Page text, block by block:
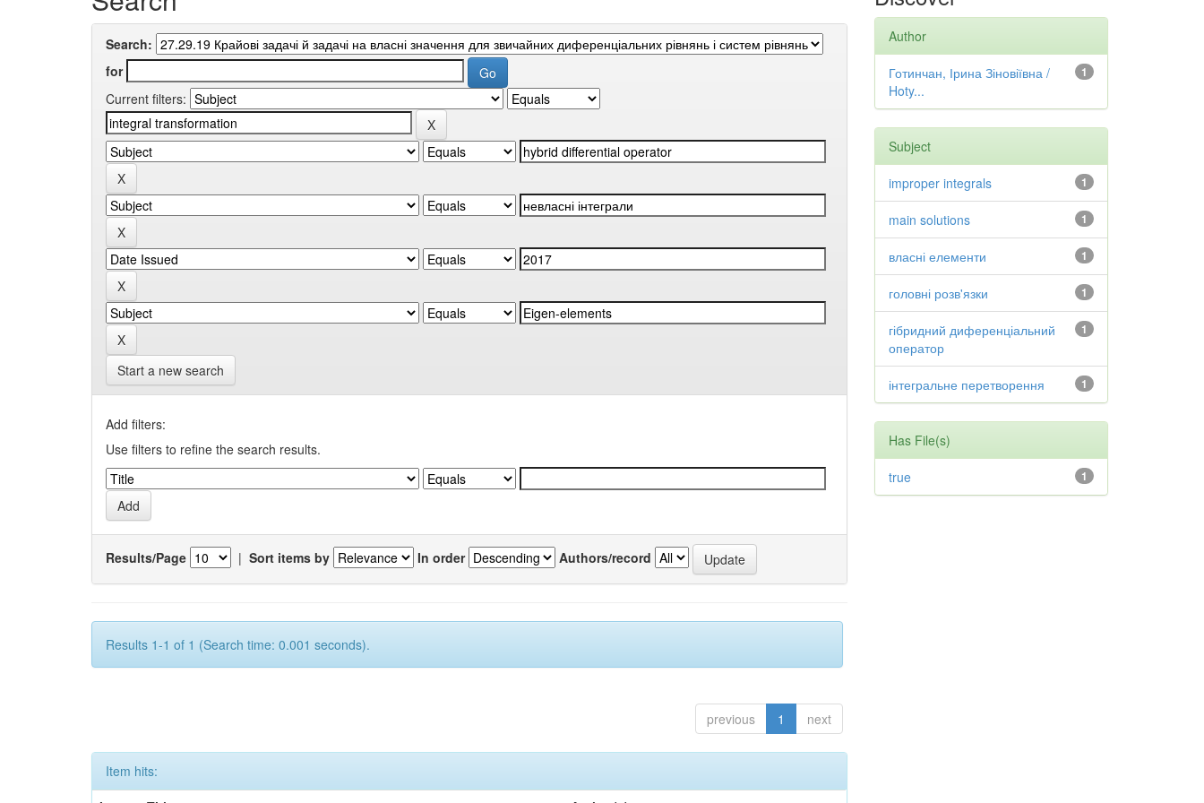
Search:
for
Current filters:
Start a new search
Add filters:
Use filters to refine the search results.
Results/Page | Sort items by In order Authors/record
Results 1-1 of 1 (Search time: 0.001 seconds).
previous 1 next
Item hits:
Author
1
Готинчан, Ірина Зіновіївна /
Hoty...
Subject
1
improper integrals
1
main solutions
1
власні елементи
1
головні розв'язки
1
гібридний диференціальний
оператор
1
інтегральне перетворення
Has File(s)
1
true